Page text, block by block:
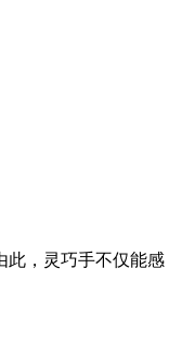
此，灵巧手不仅能感